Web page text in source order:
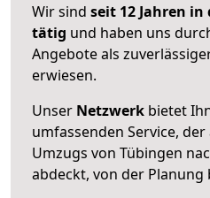
Wir sind seit 12 Jahren
tätig und haben uns
Angebote als
erwiesen.
Unser Netzwerk bietet
umfassenden Service,
Umzugs von Tübingen
abdeckt, von der